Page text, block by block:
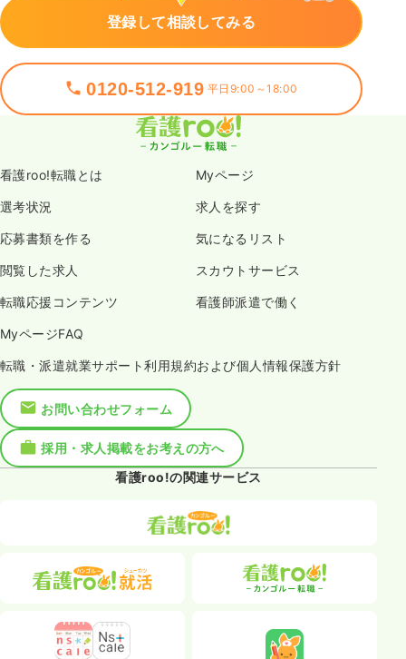
登録して相談してみる
0120-512-919 平日9:00～18:00
看護roo!転職とは Myページ
選考状況 求人を探す
応募書類を作る 気になるリスト
閲覧した求人 スカウトサービス
転職応援コンテンツ 看護師派遣で働く
MyページFAQ
転職・派遣就業サポート利用規約および個人情報保護方針
お問い合わせフォーム
採用・求人掲載をお考えの方へ
看護roo!の関連サービス